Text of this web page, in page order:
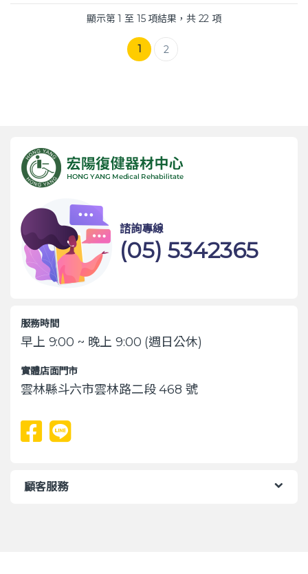
顯示第 1 至 15 項結果，共 22 項
1 2
諮詢專線
(05) 5342365
服務時間
早上 9:00 ~ 晚上 9:00 (週日公休)
實體店面門市
雲林縣斗六市雲林路二段 468 號
顧客服務